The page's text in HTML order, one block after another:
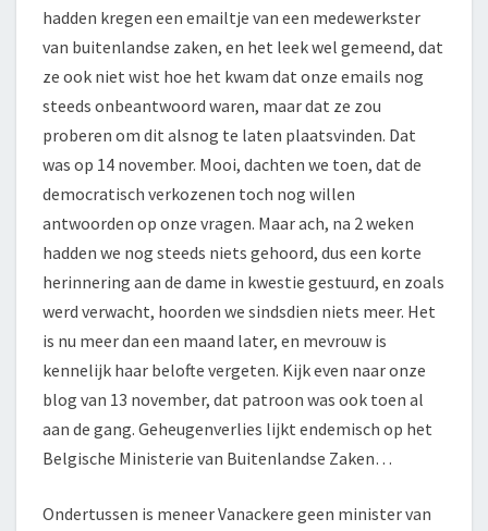
hadden kregen een emailtje van een medewerkster
van buitenlandse zaken, en het leek wel gemeend, dat
ze ook niet wist hoe het kwam dat onze emails nog
steeds onbeantwoord waren, maar dat ze zou
proberen om dit alsnog te laten plaatsvinden. Dat
was op 14 november. Mooi, dachten we toen, dat de
democratisch verkozenen toch nog willen
antwoorden op onze vragen. Maar ach, na 2 weken
hadden we nog steeds niets gehoord, dus een korte
herinnering aan de dame in kwestie gestuurd, en zoals
werd verwacht, hoorden we sindsdien niets meer. Het
is nu meer dan een maand later, en mevrouw is
kennelijk haar belofte vergeten. Kijk even naar onze
blog van 13 november, dat patroon was ook toen al
aan de gang. Geheugenverlies lijkt endemisch op het
Belgische Ministerie van Buitenlandse Zaken…
Ondertussen is meneer Vanackere geen minister van